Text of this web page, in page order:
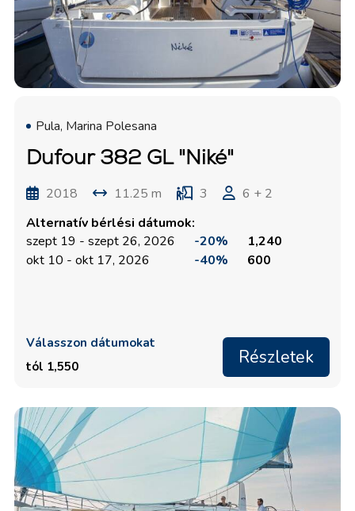
Pula, Marina Polesana
Dufour 382 GL "Niké"
2018 11.25 m 3
6 + 2
Alternatív bérlési dátumok:
szept 19 - szept 26, 2026
-20%
1,240
okt 10 - okt 17, 2026
-40% 600
Válasszon dátumokat
tól 1,550
Részletek